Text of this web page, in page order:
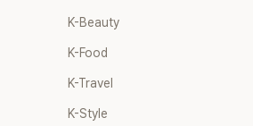
K-Beauty
K-Food
K-Travel
K-Style